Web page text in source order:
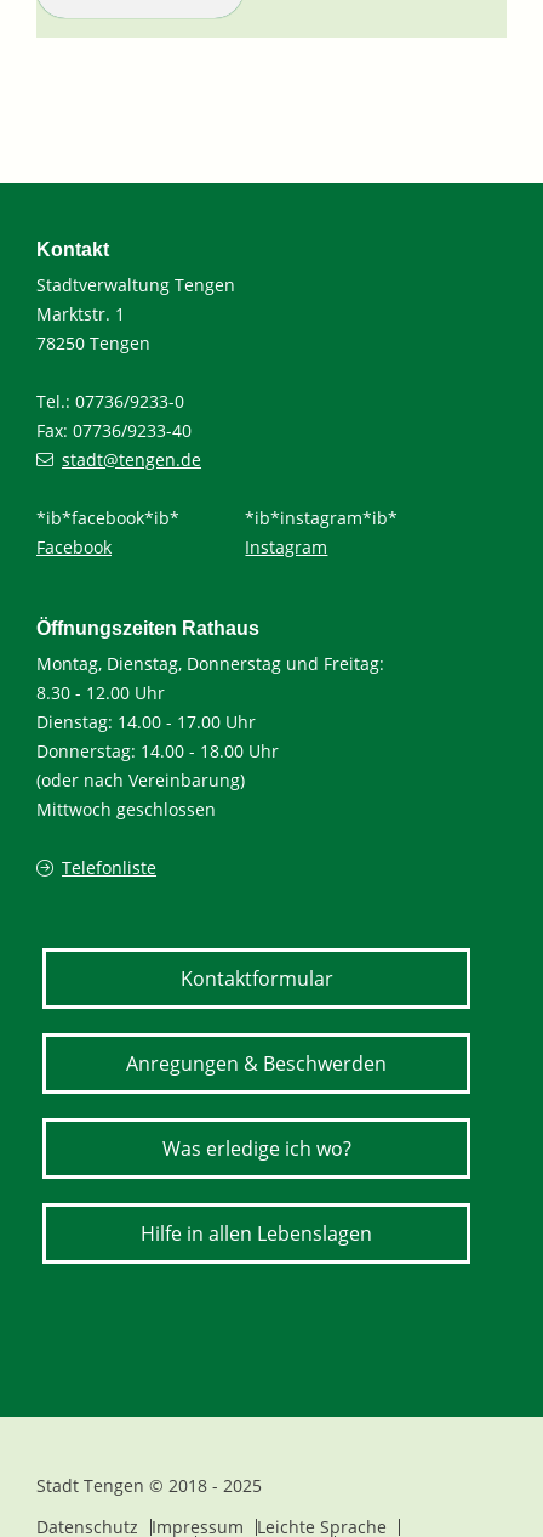
Kontakt
Stadtverwaltung Tengen
Marktstr. 1
78250 Tengen
Tel.: 07736/9233-0
Fax: 07736/9233-40
stadt@tengen.de
*ib*facebook*ib*
Facebook
*ib*instagram*ib*
Instagram
Öffnungszeiten Rathaus
Montag, Dienstag, Donnerstag und Freitag:
8.30 - 12.00 Uhr
Dienstag: 14.00 - 17.00 Uhr
Donnerstag: 14.00 - 18.00 Uhr
(oder nach Vereinbarung)
Mittwoch geschlossen
Telefonliste
Kontaktformular
Anregungen & Beschwerden
Was erledige ich wo?
Hilfe in allen Lebenslagen
Stadt Tengen © 2018 - 2025
Datenschutz
Impressum Leichte Sprache